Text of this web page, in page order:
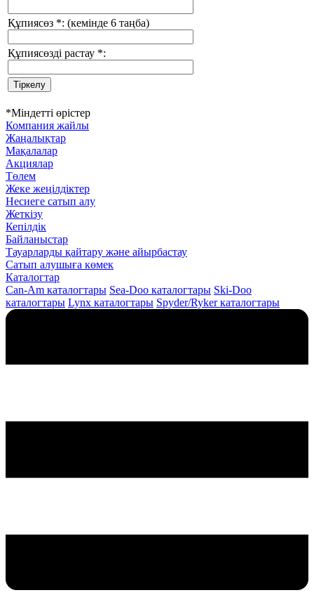
Құпиясөз *: (кемінде 6 таңба)
Құпиясөзді растау *:
*Міндетті өрістер
Компания жайлы
Жаңалықтар
Мақалалар
Акциялар
Төлем
Жеке жеңілдіктер
Несиеге сатып алу
Жеткізу
Кепілдік
Байланыстар
Тауарларды қайтару және айырбастау
Сатып алушыға көмек
Каталогтар
Can-Am каталогтары Sea-Doo каталогтары Ski-Doo
каталогтары Lynx каталогтары Spyder/Ryker каталогтары